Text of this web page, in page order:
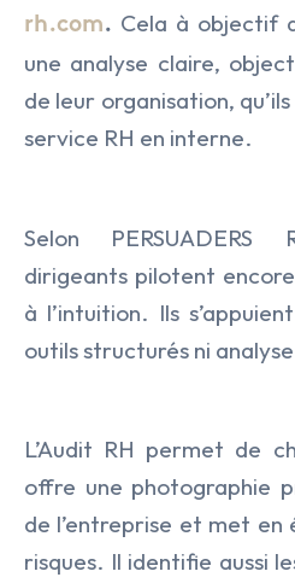
rh.com. Cela à objectif
une analyse claire,
de leur organisation,
service RH en interne.
Selon
dirigeants pilotent
à l’intuition. Ils
outils structurés ni
L’Audit RH permet de
offre une photographie
de l’entreprise et met en
risques. Il identifie aussi